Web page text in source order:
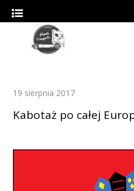
19 sierpnia 2017
Kabotaż po całej